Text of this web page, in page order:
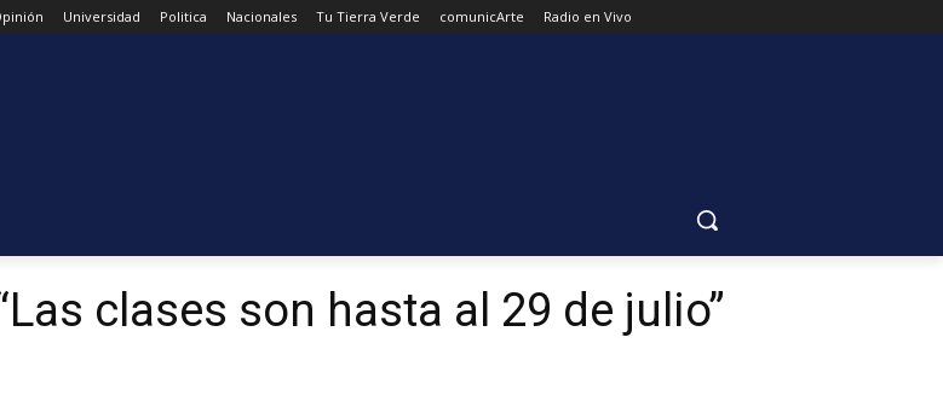
Universidad Politica Nacionales Tu Tierra Verde comunicArte Radio en Vivo
clases son hasta al 29 de julio”